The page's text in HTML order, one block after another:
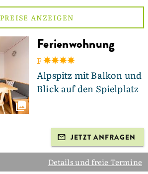
PREISE ANZEIGEN
Ferienwohnung
F
Alpspitz mit Balkon und
Blick auf den Spielplatz
JETZT ANFRAGEN
Details und freie Termine